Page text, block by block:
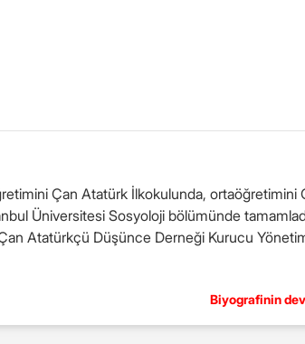
Çan Atatürk İlkokulunda, ortaöğretimini
Üniversitesi Sosyoloji bölümünde
Atatürkçü Düşünce Derneği Kurucu
Biyografinin